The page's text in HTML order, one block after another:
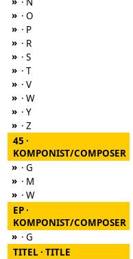
» · O
» · P
» · R
» · S
» · T
» · V
» · W
» · Y
» · Z
45 ·
KOMPONIST/COMPOSER
» · G
» · M
» · W
EP ·
KOMPONIST/COMPOSER
» · G
TITEL · TITLE